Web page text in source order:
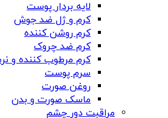
لایه بردار پوست
کرم و ژل ضد جوش
کرم روشن کننده
کرم ضد چروک
کرم مرطوب کننده و
سرم پوست
روغن صورت
ماسک صورت و بدن
مراقبت دور چشم